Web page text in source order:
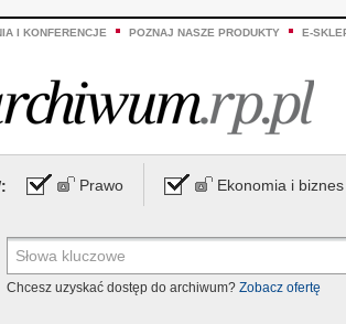
I KONFERENCJE POZNAJ NASZE PRODUKTY E-
Prawo Ekonomia i biznes
Chcesz uzyskać dostęp do archiwum? Zobacz ofertę